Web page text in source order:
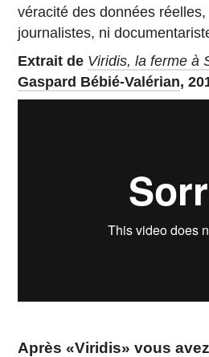
véracité des données réelles,
journalistes, ni
Extrait de Viridis, la ferme à
Gaspard Bébié-Valérian,
Après «Viridis» vous